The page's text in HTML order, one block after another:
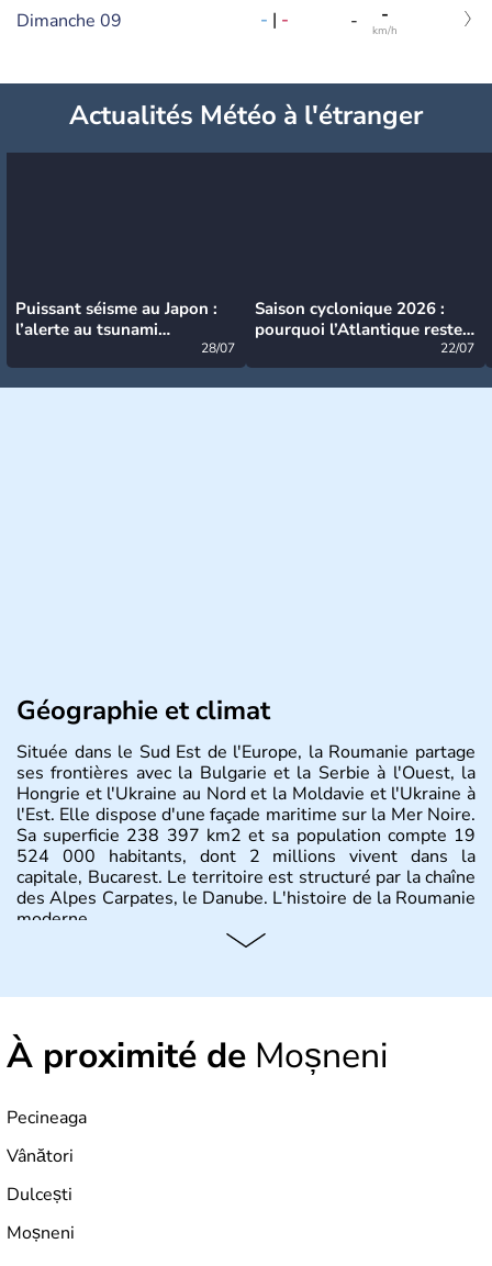
Dimanche 09 - | - - -
km/h
Actualités Météo à l'étranger
Puissant séisme au Japon :
l’alerte au tsunami
28/07
Saison cyclonique 2026 :
pourquoi l’Atlantique reste
22/07
Géographie et climat
Située dans le Sud Est de l'Europe, la Roumanie partage
ses frontières avec la Bulgarie et la Serbie à l'Ouest, la
Hongrie et l'Ukraine au Nord et la Moldavie et l'Ukraine à
l'Est. Elle dispose d'une façade maritime sur la Mer Noire.
Sa superficie 238 397 km2 et sa population compte 19
524 000 habitants, dont 2 millions vivent dans la
capitale, Bucarest. Le territoire est structuré par la chaîne
des Alpes Carpates, le Danube. L'histoire de la Roumanie
moderne.
À proximité de Moșneni
Pecineaga
Vânători
Dulcești
Moșneni